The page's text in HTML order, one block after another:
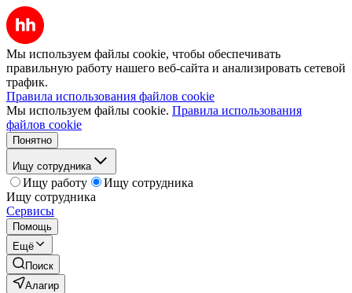
Мы используем файлы cookie, чтобы обеспечивать
правильную работу нашего веб-сайта и анализировать сетевой
трафик.
Правила использования файлов cookie
Мы используем файлы cookie. Правила использования
файлов cookie
Понятно
Ищу сотрудника
Ищу работу
Ищу сотрудника
Ищу сотрудника
Сервисы
Помощь
Ещё
Поиск
Алагир